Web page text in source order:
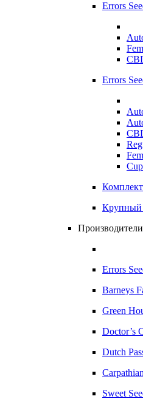
Errors
Errors
Cup
Крупный
Производители
Errors
Barneys
Green
Doctor’s
Dutch
Sweet